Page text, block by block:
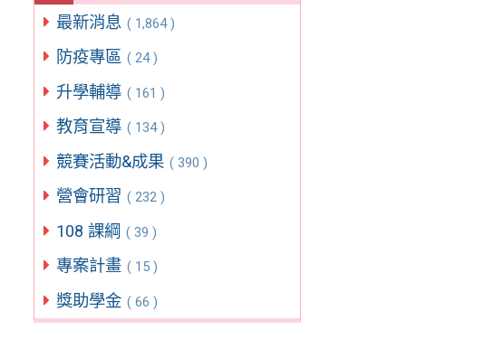
最新消息 ( 1,864 )
防疫專區 ( 24 )
升學輔導 ( 161 )
教育宣導 ( 134 )
競賽活動&成果 ( 390 )
營會研習 ( 232 )
108 課綱 ( 39 )
專案計畫 ( 15 )
獎助學金 ( 66 )